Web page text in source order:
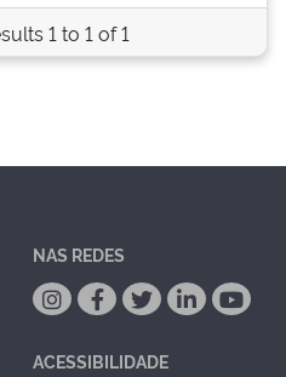
1 to 1 of 1
NAS REDES
ACESSIBILIDADE